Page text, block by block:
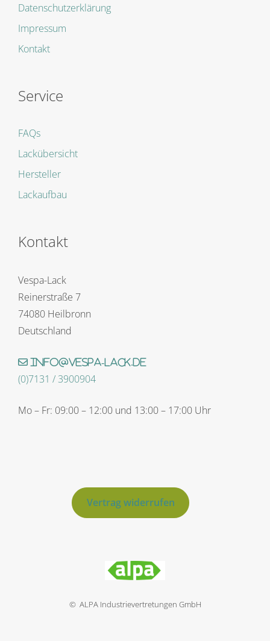
Datenschutzerklärung
Impressum
Kontakt
Service
FAQs
Lackübersicht
Hersteller
Lackaufbau
Kontakt
Vespa-Lack
Reinerstraße 7
74080 Heilbronn
Deutschland
info@vespa-lack.de
(0)7131 / 3900904
Mo – Fr: 09:00 – 12:00 und 13:00 – 17:00 Uhr
Vertrag widerrufen
© ALPA Industrievertretungen GmbH